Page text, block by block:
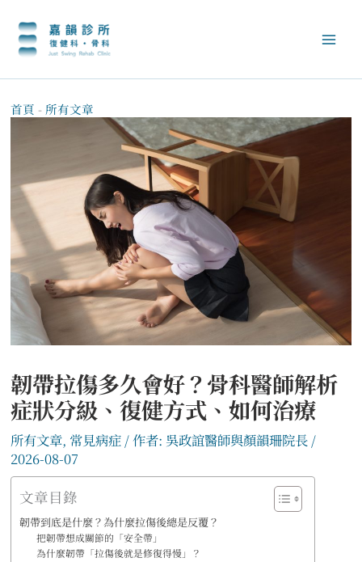
容首頁 - 所有文章
韌帶拉傷多久會好？骨科醫師解析
症狀分級、復健方式、如何治療
所有文章, 常見病症/ 作者: 吳政誼醫師與顏韻珊院長 /
2026-08-07
文章目錄
韌帶到底是什麼？為什麼拉傷後總是反覆？
把韌帶想成關節的「安全帶」
為什麼韌帶「拉傷後就是修復得慢」？